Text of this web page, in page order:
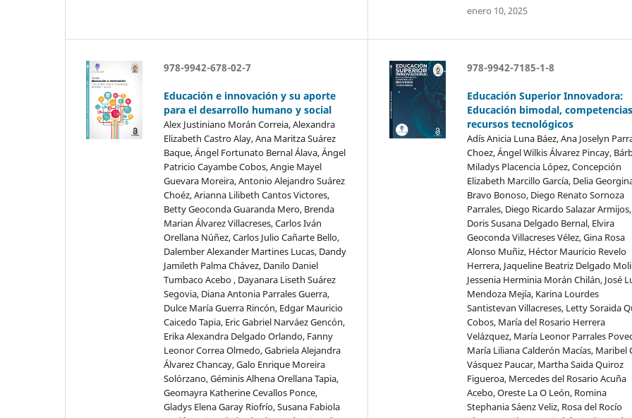
enero 10, 2025
978-9942-678-02-7
Educación e innovación y su aporte
para el desarrollo humano y social
Alex Justiniano Morán Correia, Alexandra
Elizabeth Castro Alay, Ana Maritza Suárez
Baque, Ángel Fortunato Bernal Álava, Ángel
Patricio Cayambe Cobos, Angie Mayel
Guevara Moreira, Antonio Alejandro Suárez
Choéz, Arianna Lilibeth Cantos Victores,
Betty Geoconda Guaranda Mero, Brenda
Marian Álvarez Villacreses, Carlos Iván
Orellana Núñez, Carlos Julio Cañarte Bello,
Dalember Alexander Martines Lucas, Dandy
Jamileth Palma Chávez, Danilo Daniel
Tumbaco Acebo , Dayanara Liseth Suárez
Segovia, Diana Antonia Parrales Guerra,
Dulce María Guerra Rincón, Edgar Mauricio
Caicedo Tapia, Eric Gabriel Narváez Gencón,
Erika Alexandra Delgado Orlando, Fanny
Leonor Correa Olmedo, Gabriela Alejandra
Álvarez Chancay, Galo Enrique Moreira
Solórzano, Géminis Alhena Orellana Tapia,
Geomayra Katherine Cevallos Ponce,
Gladys Elena Garay Riofrío, Susana Fabiola
978-9942-7185-1-8
Educación Superior Innovadora:
Educación bimodal,
recursos tecnológicos
Adís Anicia Luna Báez, Ana Joselyn
Choez, Ángel Wilkis Álvarez Pincay,
Miladys Placencia López, Concepción
Elizabeth Marcillo García, Delia
Bravo Bonoso, Diego Renato Sornoza
Parrales, Diego Ricardo Salazar Armijos,
Doris Susana Delgado Bernal, Elvira
Geoconda Villacreses Vélez, Gina Rosa
Alonso Muñiz, Héctor Mauricio Revelo
Herrera, Jaqueline Beatriz Delgado
Jessenia Herminia Morán Chilán, José
Mendoza Mejía, Karina Lourdes
Santistevan Villacreses, Letty Soraida
Cobos, María del Rosario Herrera
Velázquez, María Leonor Parrales
María Liliana Calderón Macías, Maribel
Vásquez Paucar, Martha Saida Quiroz
Figueroa, Mercedes del Rosario Acuña
Acebo, Oreste La O León, Romina
Stephania Sáenz Veliz, Rosa del Rocío